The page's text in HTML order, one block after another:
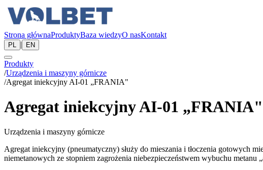
Strona głównaProduktyBaza wiedzyO nasKontakt
PL | EN
Produkty
/Urządzenia i maszyny górnicze
/Agregat iniekcyjny AI-01 „FRANIA"
Agregat iniekcyjny AI-01 „FRANIA"
Urządzenia i maszyny górnicze
Agregat iniekcyjny (pneumatyczny) służy do mieszania i tłoczenia gotowych
niemetanowych ze stopniem zagrożenia niebezpieczeństwem wybuchu